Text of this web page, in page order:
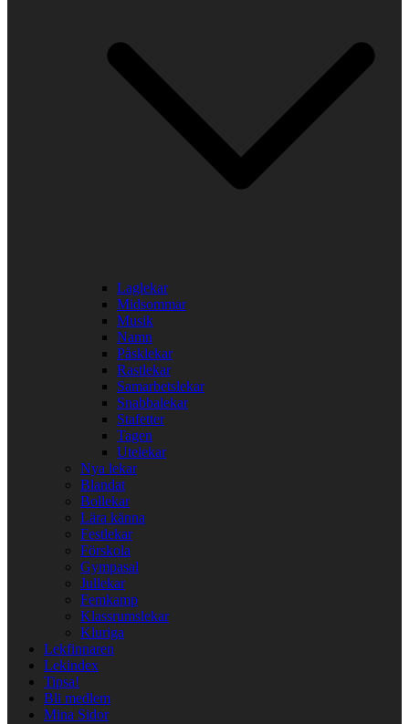
Laglekar
Midsommar
Musik
Namn
Påsklekar
Rastlekar
Samarbetslekar
Snabbalekar
Stafetter
Tagen
Utelekar
Nya lekar
Blandat
Bollekar
Lära känna
Festlekar
Förskola
Gympasal
Jullekar
Femkamp
Klassrumslekar
Kluriga
Lekfinnaren
Lekindex
Tipsa!
Bli medlem
Mina Sidor